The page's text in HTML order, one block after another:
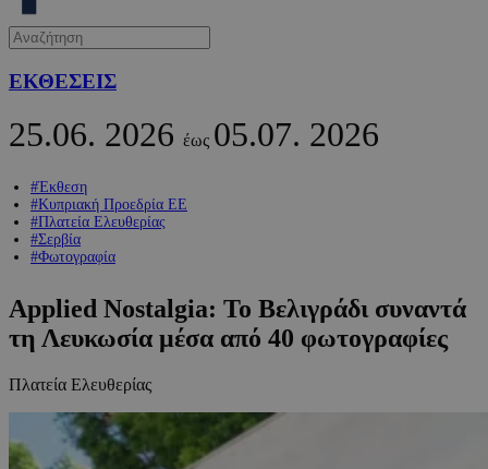
ΕΚΘΕΣΕΙΣ
25.06. 2026 έως 05.07. 2026
#Έκθεση
#Κυπριακή Προεδρία ΕΕ
#Πλατεία Ελευθερίας
#Σερβία
#Φωτογραφία
Applied Nostalgia: Το Βελιγράδι συναντά
τη Λευκωσία μέσα από 40 φωτογραφίες
Πλατεία Ελευθερίας